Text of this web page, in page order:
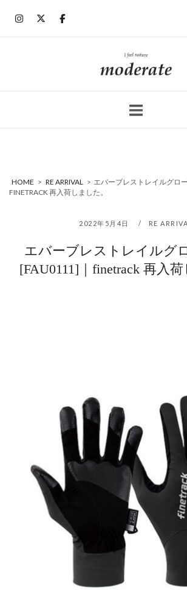
ホ
ー
HOME > RE ARRIVAL > エバーブレストレイルグロ
FINETRACK 再入荷しました。
2022年5月4日 RE
エバーブレストレイルグ
[FAU0111]｜finetrack 再入荷